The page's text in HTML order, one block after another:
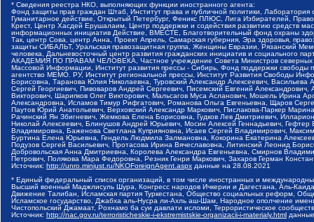
* Сведения реестра НКО, выполняющих функции иностранного агента:
Фонд защиты прав граждан Штаб, Институт права и публичной политики,
Гуманитарное действие, Открытый Петербург, Феникс ПЛЮС, Лига Избирателей,
Крест, Центр Хасдей Ерушалаим, Центр поддержки и содействия развитию средств
информационных инициатив Действие, ВМЕСТЕ, Благотворительный фонд охраны
Так, центр Сова, центр Анна, Проект Апрель, Самарская губерния, Эра здоровья,
защиты СИБАЛЬТ, Уральская правозащитная группа, Женщины Евразии, Рязанский
человека, Дальневосточный центр развития гражданских инициатив и социального
АКАДЕМИЯ ПО ПРАВАМ ЧЕЛОВЕКА, Частное учреждение Совета Министров северных
Массовой Информации, Институт развития прессы - Сибирь, Фонд поддержки
агентство МЕМО. РУ, Институт региональной прессы, Институт Развития Свободы
Борисовна, Таранова Юлия Николаевна, Туровский Александр Алексеевич,
Сергей Георгиевич, Пивоваров Андрей Сергеевич, Писемский Евгений
Викторович, Шарипков Олег Викторович, Мальсагов Муса Асланович, Мошель Ирина
Александровна, Исламов Тимур Рифгатович, Романова Ольга Евгеньевна, Щаров
Паутов Юрий Анатольевич, Верховский Александр Маркович, Пислакова-Паркер
Рачинский Ян Збигневич, Жемкова Елена Борисовна, Гудков Лев Дмитриевич,
Николай Алексеевич, Блинушов Андрей Юрьевич, Мосин Алексей Геннадьевич,
Владимировна, Баженова Светлана Куприяновна, Исаев Сергей Владимирович,
Буртина Елена Юрьевна, Гендель Людмила Залмановна, Кокорина Екатерина
Подузов Сергей Васильевич, Протасова Ирина Вячеславовна, Литинский Леонид
Добровольская Анна Дмитриевна, Королева Александра Евгеньевна, Смирнов
Петрович, Полякова Мара Федоровна, Резник Генри Маркович, Захаров Герман
Источник: http://unro.minjust.ru/NKOForeignAgent.aspx данные на 28.08.2021
* Единый федеральный список организаций, в том числе иностранных и
Высший военный Маджлисуль Шура, Конгресс народов Ичкерии и Дагестана, Аль-
Движение Талибан, Исламская партия Туркестана, Общество социальных реформ,
Исламское государство, Джабха аль-Нусра ли-Ахль аш-Шам, Народное ополчение
Чистопольский Джамаат, Рохнамо ба суи давлати исломи, Террористическое
Источник: http://nac.gov.ru/terroristicheskie-i-ekstremistskie-organizacii-i-materialy.html